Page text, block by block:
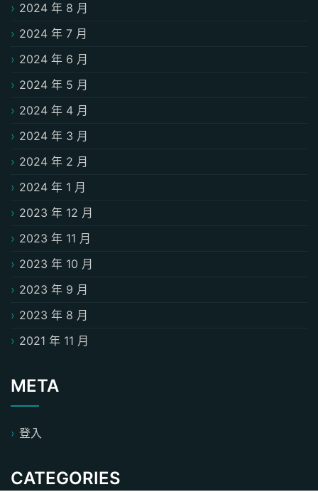
2024 年 8 月
2024 年 7 月
2024 年 6 月
2024 年 5 月
2024 年 4 月
2024 年 3 月
2024 年 2 月
2024 年 1 月
2023 年 12 月
2023 年 11 月
2023 年 10 月
2023 年 9 月
2023 年 8 月
2021 年 11 月
META
登入
CATEGORIES